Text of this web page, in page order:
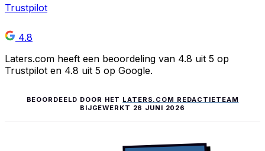
Trustpilot
4.8
Laters.com heeft een beoordeling van 4.8 uit 5 op
Trustpilot en 4.8 uit 5 op Google.
BEOORDEELD DOOR HET LATERS.COM REDACTIETEAM
BIJGEWERKT 26 JUNI 2026